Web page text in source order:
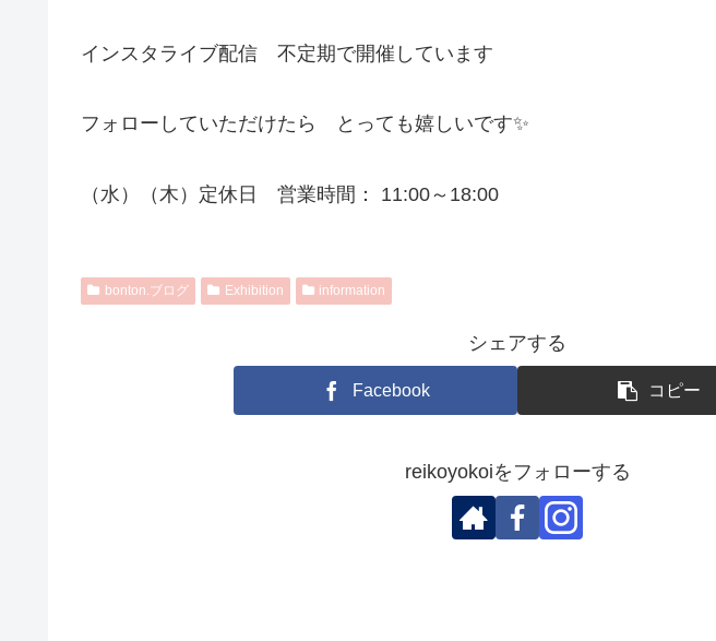
インスタライブ配信 不定期で開催しています
フォローしていただけたら とっても嬉しいです✨
（水）（木）定休日 営業時間： 11:00～18:00
bonton.ブログ Exhibition information
シェアする
Facebook コピー
reikoyokoiをフォローする